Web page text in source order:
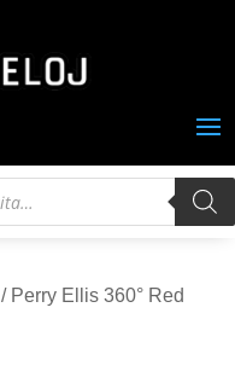
/ Perry Ellis 360° Red